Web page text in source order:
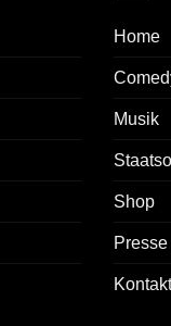
Home
Musik
Shop
Presse
Kontakt